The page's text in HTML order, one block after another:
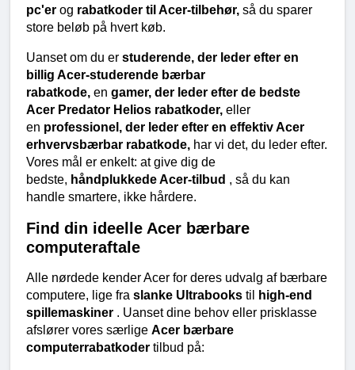
pc'er og rabatkoder til Acer-tilbehør, så du sparer
store beløb på hvert køb.
Uanset om du er studerende, der leder efter en
billig Acer-studerende bærbar
rabatkode, en gamer, der leder efter de bedste
Acer Predator Helios rabatkoder, eller
en professionel, der leder efter en effektiv Acer
erhvervsbærbar rabatkode, har vi det, du leder efter.
Vores mål er enkelt: at give dig de
bedste, håndplukkede Acer-tilbud , så du kan
handle smartere, ikke hårdere.
Find din ideelle Acer bærbare
computeraftale
Alle nørdede kender Acer for deres udvalg af bærbare
computere, lige fra slanke Ultrabooks til
high-end
spillemaskiner . Uanset dine behov eller prisklasse
afslører vores særlige Acer bærbare
computerrabatkoder tilbud på: